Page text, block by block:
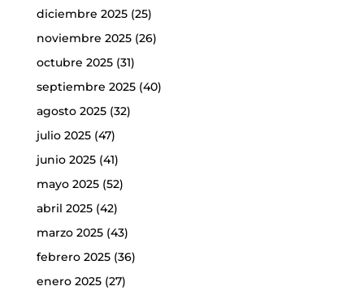
diciembre 2025(25)
noviembre 2025(26)
octubre 2025(31)
septiembre 2025(40)
agosto 2025(32)
julio 2025(47)
junio 2025(41)
mayo 2025(52)
abril 2025(42)
marzo 2025(43)
febrero 2025(36)
enero 2025(27)